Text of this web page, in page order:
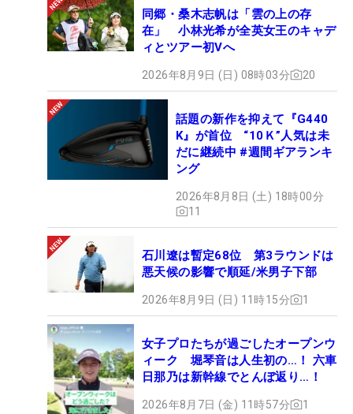
同郷・桑木志帆は「雲の上の存
在」 小林光希が全英女王のキャデ
ィとツアー初Vへ
2026年8月9日 (日) 08時03分 20
話題の新作を抑えて『G440
K』が首位 “10Ｋ”人気は未
だに継続中 #週間ギアランキ
ング
2026年8月8日 (土) 18時00分
11
石川遼は暫定68位 第3ラウンドは
悪天候の影響で順延/米男子下部
2026年8月9日 (日) 11時15分 1
女子プロたちが過ごしたオープンウ
ィーク 堀琴音は人生初の…！ 六車
日那乃は新幹線でとんぼ返り…！
2026年8月7日 (金) 11時57分 1